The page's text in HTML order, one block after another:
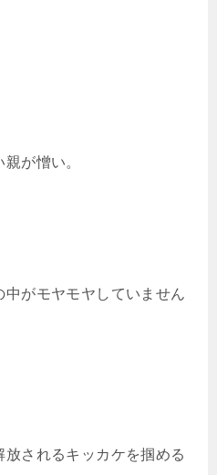
が憎い。
がモヤモヤしていません
されるキッカケを掴める